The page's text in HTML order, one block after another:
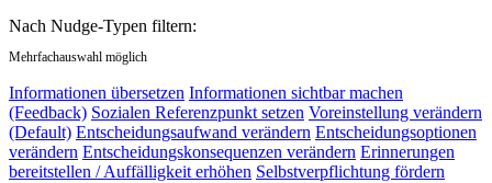
Nach Nudge-Typen filtern:
Mehrfachauswahl möglich
Informationen übersetzen Informationen sichtbar machen
(Feedback) Sozialen Referenzpunkt setzen Voreinstellung verändern
(Default) Entscheidungsaufwand verändern Entscheidungsoptionen
verändern Entscheidungskonsequenzen verändern Erinnerungen
bereitstellen / Auffälligkeit erhöhen Selbstverpflichtung fördern